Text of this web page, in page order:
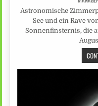
Astronomische
See und ein Rave
Sonnenfinsternis, die